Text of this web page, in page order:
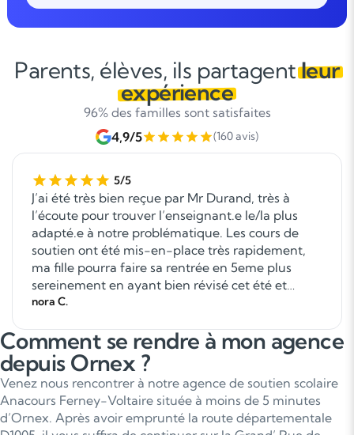
Parents, élèves, ils partagentleur
expérience
96% des familles sont satisfaites
4,9/5
(160 avis)
5/5
J’ai été très bien reçue par Mr Durand, très à
l’écoute pour trouver l’enseignant.e le/la plus
adapté.e à notre problématique. Les cours de
soutien ont été mis-en-place très rapidement,
ma fille pourra faire sa rentrée en 5eme plus
sereinement en ayant bien révisé cet été et
l’enseignante va pouvoir continuer à la suivre
ravies!!
nora C.
Comment se rendre à mon agence
depuis Ornex ?
Venez nous rencontrer à notre agence de soutien scolaire
Anacours Ferney-Voltaire située à moins de 5 minutes
d’Ornex. Après avoir emprunté la route départementale